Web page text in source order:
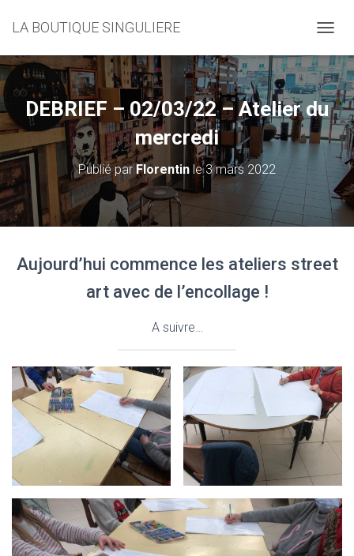
LA BOUTIQUE SINGULIERE
É
P
L
I
E
R
L
N
A
V
T
DEBRIEF – 02/03/22 – Atelier du
mercredi
Publié par Florentin le3 mars 2022
Aujourd’hui commence les ateliers street
art avec de l’encollage !
A suivre…